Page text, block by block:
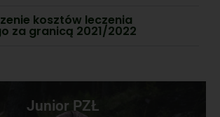
kosztów leczenia
za granicą 2021/2022
Junior PZŁ